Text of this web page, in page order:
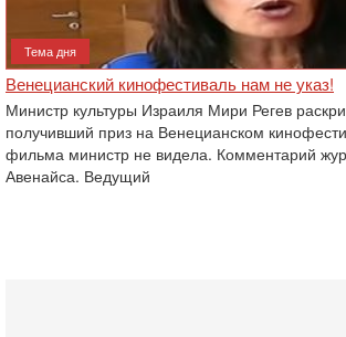
Тема дня
Венецианский кинофестиваль нам не указ!
Министр культуры Израиля Мири Регев
получивший приз на Венецианском
фильма министр не видела. Комментарий
Авенайса.‎ Ведущий